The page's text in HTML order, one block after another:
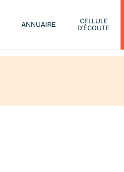
ANNUAIRE
CELLULE
D’ÉCOUTE